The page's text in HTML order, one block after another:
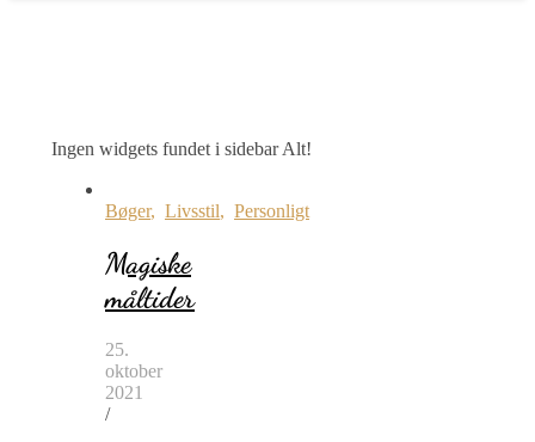
Ingen widgets fundet i sidebar Alt!
Bøger, Livsstil, Personligt
Magiske
måltider
25.
oktober
2021
/